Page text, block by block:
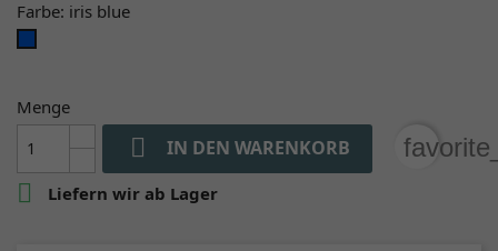
Farbe: iris blue
Menge
 IN DEN WARENKORB

Liefern wir ab Lager